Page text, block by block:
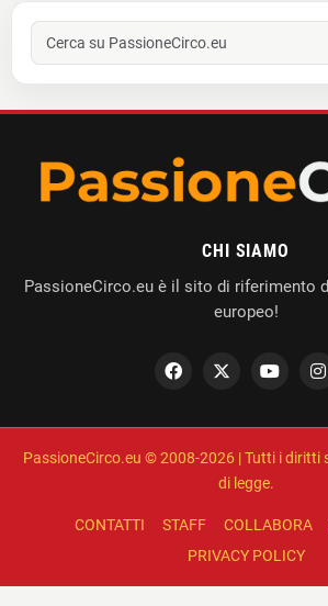
CHI SIAMO
PassioneCirco.eu è il sito di riferimento
europeo!
PassioneCirco.eu © 2008-2026 | Tutti i diritti
di legge.
CONTATTI STAFF COLLABORA
PRIVACY POLICY